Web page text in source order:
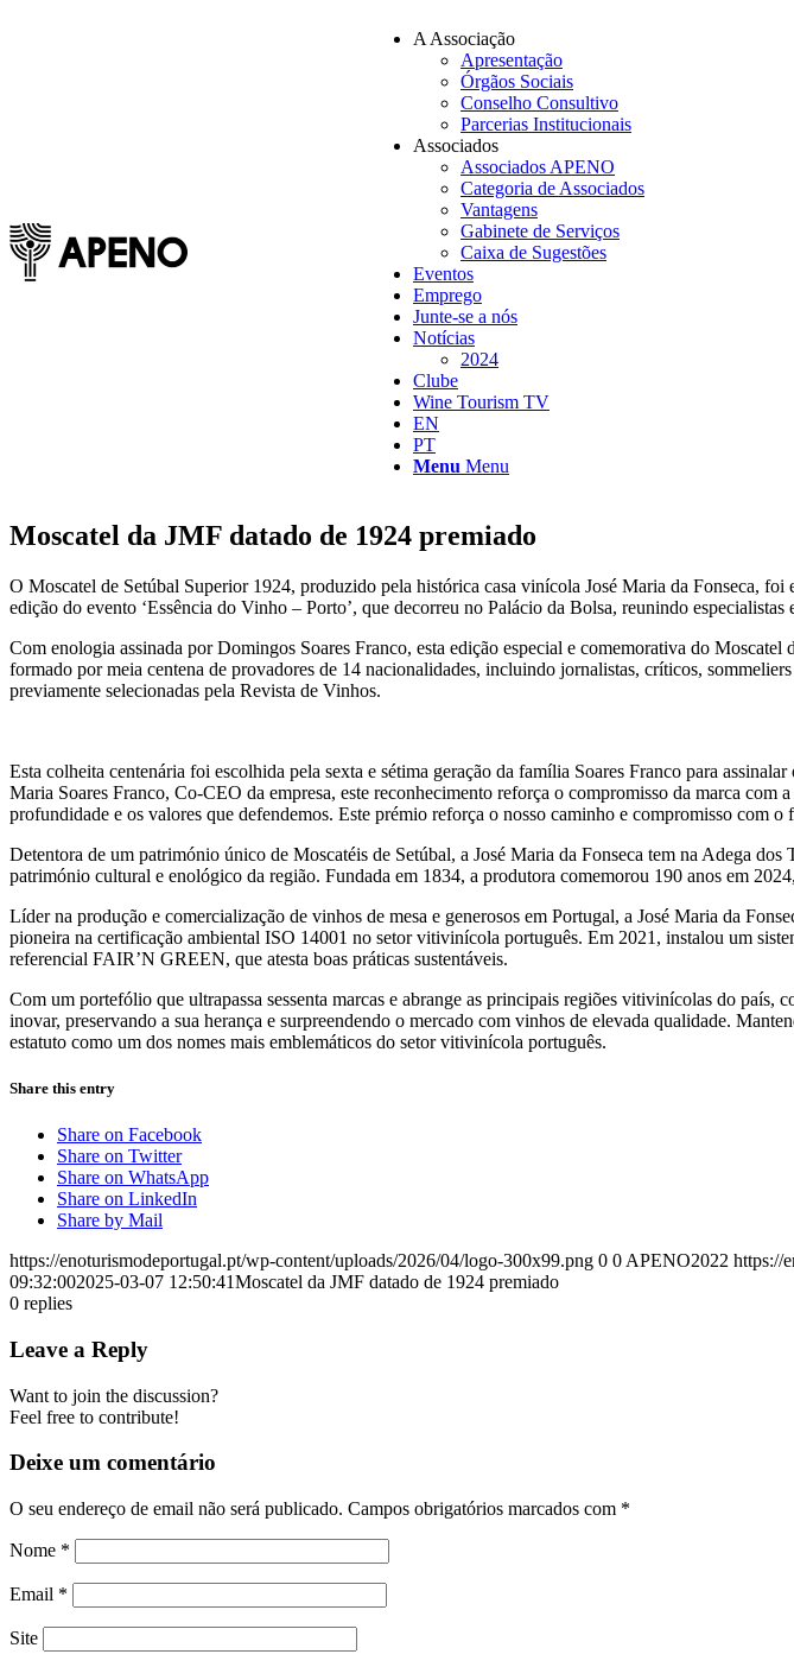
A Associação
Apresentação
Órgãos Sociais
Conselho Consultivo
Parcerias Institucionais
Associados
Associados APENO
Categoria de Associados
Vantagens
Gabinete de Serviços
Caixa de Sugestões
Eventos
Emprego
Junte-se a nós
Notícias
2024
Clube
Wine Tourism TV
EN
PT
Menu Menu
Moscatel da JMF datado de 1924 premiado
O Moscatel de Setúbal Superior 1924, produzido pela histórica casa vinícola José Maria da Fonseca,
edição do evento ‘Essência do Vinho – Porto’, que decorreu no Palácio da Bolsa, reunindo especialistas
Com enologia assinada por Domingos Soares Franco, esta edição especial e comemorativa do
formado por meia centena de provadores de 14 nacionalidades, incluindo jornalistas, críticos,
previamente selecionadas pela Revista de Vinhos.
Esta colheita centenária foi escolhida pela sexta e sétima geração da família Soares Franco para
Maria Soares Franco, Co-CEO da empresa, este reconhecimento reforça o compromisso da marca
profundidade e os valores que defendemos. Este prémio reforça o nosso caminho e compromisso com o
Detentora de um património único de Moscatéis de Setúbal, a José Maria da Fonseca tem na Adega
património cultural e enológico da região. Fundada em 1834, a produtora comemorou 190 anos em
Líder na produção e comercialização de vinhos de mesa e generosos em Portugal, a José Maria da
pioneira na certificação ambiental ISO 14001 no setor vitivinícola português. Em 2021, instalou um
referencial FAIR’N GREEN, que atesta boas práticas sustentáveis.
Com um portefólio que ultrapassa sessenta marcas e abrange as principais regiões vitivinícolas do
inovar, preservando a sua herança e surpreendendo o mercado com vinhos de elevada qualidade.
estatuto como um dos nomes mais emblemáticos do setor vitivinícola português.
Share this entry
Share on Facebook
Share on Twitter
Share on WhatsApp
Share on LinkedIn
Share by Mail
https://enoturismodeportugal.pt/wp-content/uploads/2026/04/logo-300x99.png 0 0 APENO2022 https://
09:32:002025-03-07 12:50:41Moscatel da JMF datado de 1924 premiado
0 replies
Leave a Reply
Want to join the discussion?
Feel free to contribute!
Deixe um comentário
O seu endereço de email não será publicado. Campos obrigatórios marcados com *
Nome *
Email *
Site